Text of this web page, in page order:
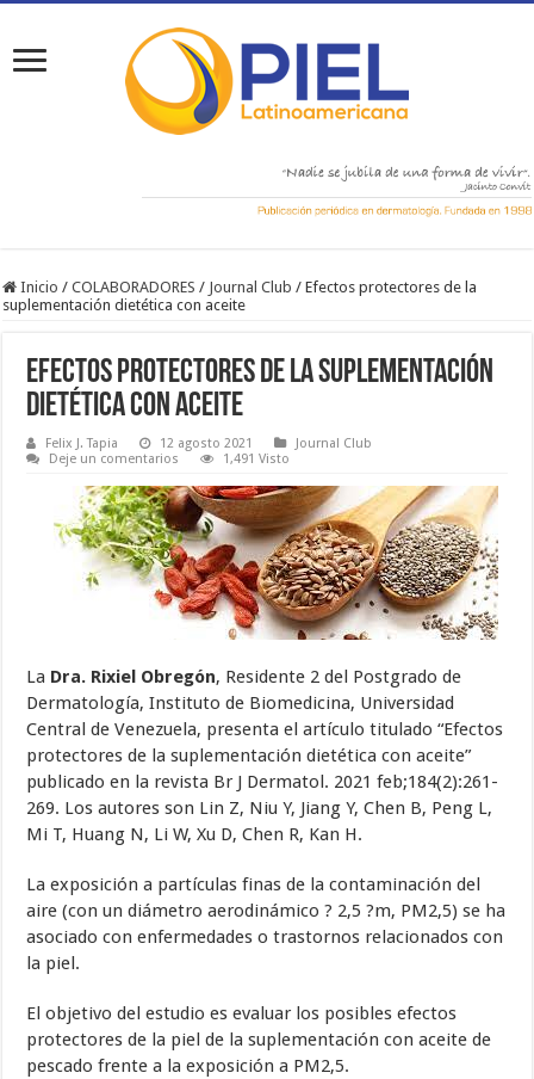
Inicio / COLABORADORES / Journal Club / Efectos protectores de la
suplementación dietética con aceite
Efectos protectores de la suplementación
dietética con aceite
Felix J. Tapia 12 agosto 2021
Journal Club
Deje un comentarios
1,491 Visto
La Dra. Rixiel Obregón, Residente 2 del Postgrado de
Dermatología, Instituto de Biomedicina, Universidad
Central de Venezuela, presenta el artículo titulado “Efectos
protectores de la suplementación dietética con aceite”
publicado en la revista Br J Dermatol. 2021 feb;184(2):261-
269. Los autores son Lin Z, Niu Y, Jiang Y, Chen B, Peng L,
Mi T, Huang N, Li W, Xu D, Chen R, Kan H.
La exposición a partículas finas de la contaminación del
aire (con un diámetro aerodinámico ? 2,5 ?m, PM2,5) se ha
asociado con enfermedades o trastornos relacionados con
la piel.
El objetivo del estudio es evaluar los posibles efectos
protectores de la piel de la suplementación con aceite de
pescado frente a la exposición a PM2,5.